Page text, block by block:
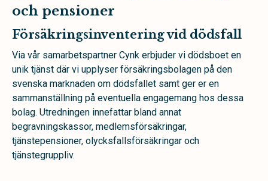
och pensioner
Försäkringsinventering vid dödsfall
Via vår samarbetspartner Cynk erbjuder vi dödsboet en
unik tjänst där vi upplyser försäkringsbolagen på den
svenska marknaden om dödsfallet samt ger er en
sammanställning på eventuella engagemang hos dessa
bolag. Utredningen innefattar bland annat
begravningskassor, medlemsförsäkringar,
tjänstepensioner, olycksfallsförsäkringar och
tjänstegruppliv.